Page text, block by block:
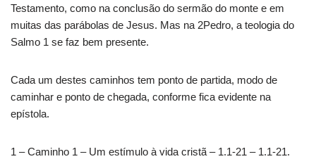
Testamento, como na conclusão do sermão do monte e em
muitas das parábolas de Jesus. Mas na 2Pedro, a teologia do
Salmo 1 se faz bem presente.
Cada um destes caminhos tem ponto de partida, modo de
caminhar e ponto de chegada, conforme fica evidente na
epístola.
1 – Caminho 1 – Um estímulo à vida cristã – 1.1-21 – 1.1-21.